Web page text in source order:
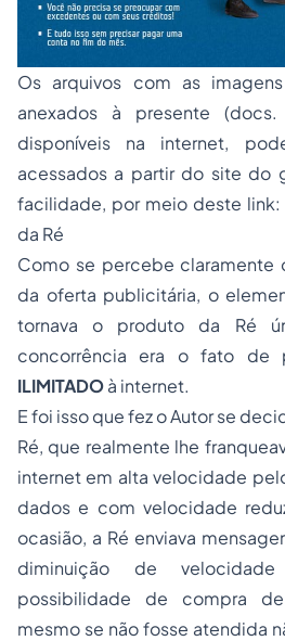
Os arquivos com as
anexados à presente
disponíveis na internet,
acessados a partir do site do
facilidade, por meio deste link:
da Ré
Como se percebe claramente
da oferta publicitária, o
tornava o produto da Ré
concorrência era o fato de
ILIMITADOà internet.
E foi isso que fez o Autor se
Ré, que realmente lhe
internet em alta velocidade
dados e com velocidade
ocasião, a Ré enviava
diminuição de
possibilidade de compra
mesmo se não fosse atendida